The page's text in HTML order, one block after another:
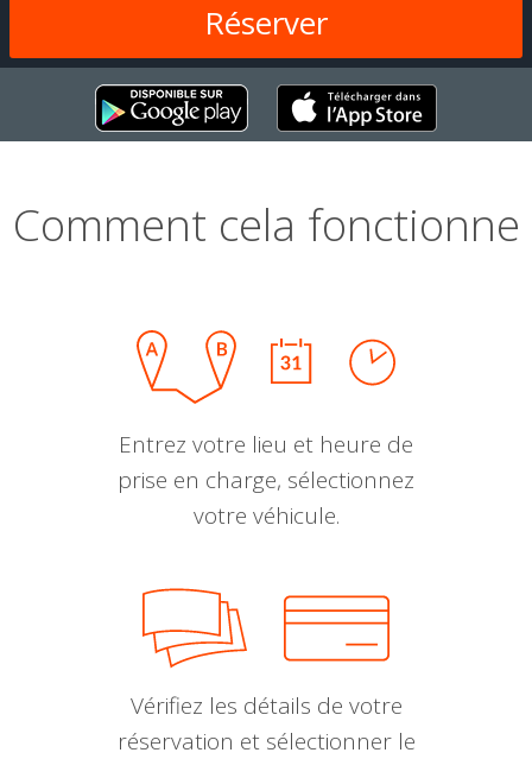
Comment cela fonctionne
Entrez votre lieu et heure de
prise en charge, sélectionnez
votre véhicule.
Vérifiez les détails de votre
réservation et sélectionner le